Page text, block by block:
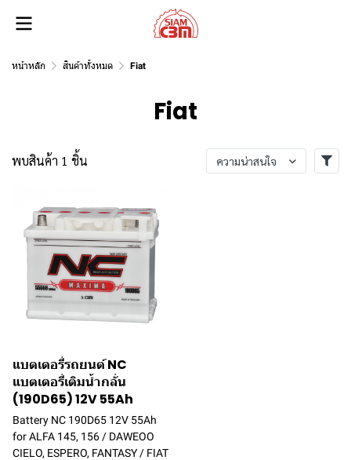
หน้าหลัก สินค้าทั้งหมด Fiat
Fiat
พบสินค้า 1 ชิ้น ความน่าสนใจ
แบตเตอรี่รถยนต์ NC
แบตเตอรี่เติมน้ำกลั่น
(190D65) 12V 55Ah
Battery NC 190D65 12V 55Ah
for ALFA 145, 156 / DAWEOO
CIELO, ESPERO, FANTASY / FIAT